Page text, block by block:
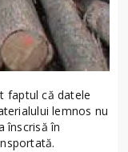
faptul că datele
lemnos nu
înscrisă în